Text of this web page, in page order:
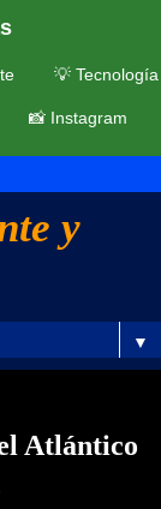
y
💡 Tecnología
📸 Instagram
▼
Atlántico